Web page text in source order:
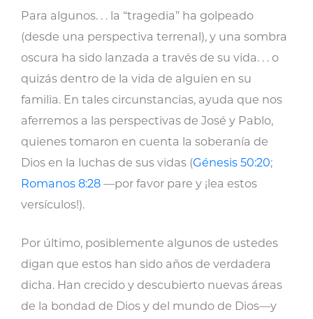
Para algunos. . . la “tragedia” ha golpeado
(desde una perspectiva terrenal), y una sombra
oscura ha sido lanzada a través de su vida. . . o
quizás dentro de la vida de alguien en su
familia. En tales circunstancias, ayuda que nos
aferremos a las perspectivas de José y Pablo,
quienes tomaron en cuenta la soberanía de
Dios en la luchas de sus vidas (Génesis 50:20;
Romanos 8:28 —por favor pare y ¡lea estos
versículos!).
Por último, posiblemente algunos de ustedes
digan que estos han sido años de verdadera
dicha. Han crecido y descubierto nuevas áreas
de la bondad de Dios y del mundo de Dios—y